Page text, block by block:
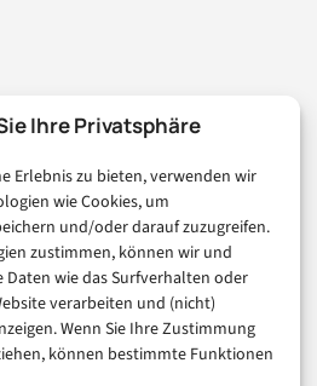
Ihre Privatsphäre
Erlebnis zu bieten, verwenden wir
wie Cookies, um
und/oder darauf zuzugreifen.
zustimmen, können wir und
wie das Surfverhalten oder
verarbeiten und (nicht)
Wenn Sie Ihre Zustimmung
können bestimmte Funktionen